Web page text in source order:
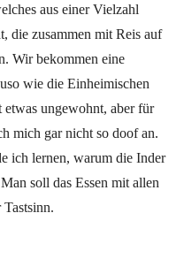
aus einer Vielzahl
die zusammen mit Reis auf
Wir bekommen eine
wie die Einheimischen
etwas ungewohnt, aber für
mich gar nicht so doof an.
ich lernen, warum die Inder
soll das Essen mit allen